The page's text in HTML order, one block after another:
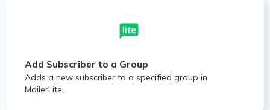
Add Subscriber to a Group
Adds a new subscriber to a specified group in
MailerLite.